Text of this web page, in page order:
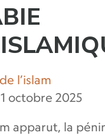
l’islam
octobre 2025
apparut, la